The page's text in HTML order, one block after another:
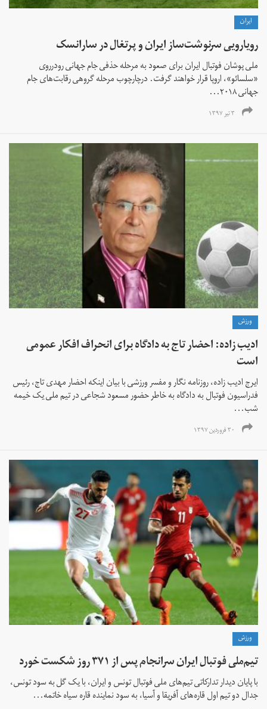
ايران
رویارویی سرنوشت‌ساز ایران و پرتغال در سارانسک
ملی پوشان فوتبال ایران برای صعود به مرحله حذفی جام جهانی رودرروی
«سلسائو»، اروپا قرار خواهند گرفت. درچارچوب مرحله گروهی رقابت‌های جام
جهانی ۲۰۱۸...
۳ تیر ۱۳۹۷
ورزش
ادیب زاده: احضار تاج به دادگاه برای انحراف افکار عمومی
است
ایرج ادیب زاده، روزنامه نگار و مفسر ورزشی با بیان اینکه احضار مهدی تاج، رئیس
فدراسیون فوتبال به دادگاه به خاطر حضور مسعود شجاعی در تیم ملی یک خیمه
شب...
۳۰ فروردین ۱۳۹۷
ورزش
تیم‌ملی فوتبال ایران سرانجام پس از ۳۷۱ روز شکست خورد
با پایان دیدار تدارکاتی تیم‌های ملی فوتبال تونس و ایران، با یک گل به سود تونس،
جدال دو تیم اول قاره‌های آفریقا و آسیا، به سود نماینده قاره سیاه خاتمه...